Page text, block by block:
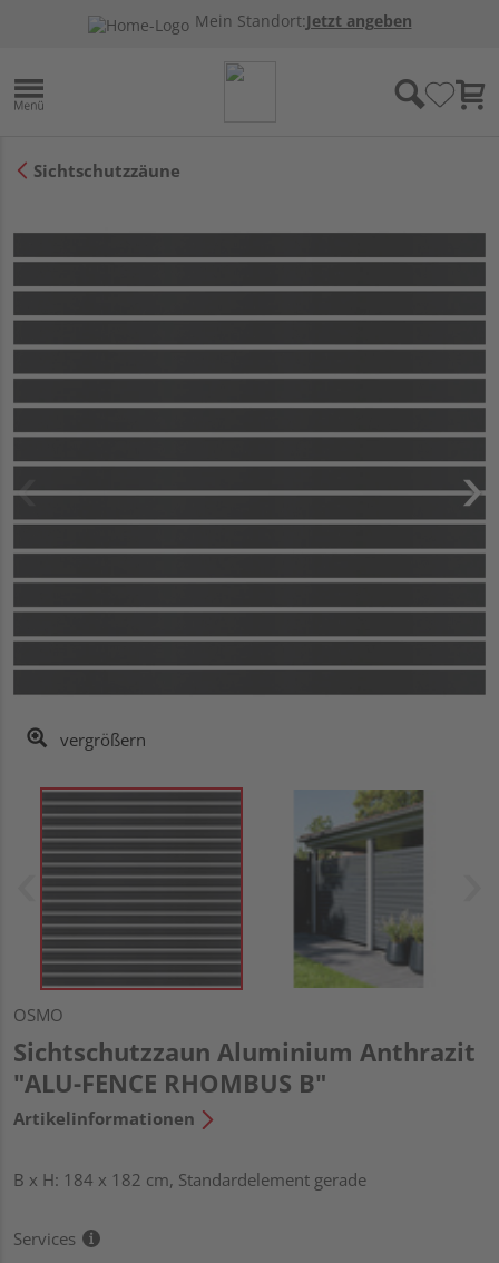
Mein Standort:Jetzt angeben
Sichtschutzzäune
vergrößern
OSMO
Sichtschutzzaun Aluminium Anthrazit
"ALU-FENCE RHOMBUS B"
Artikelinformationen
B x H: 184 x 182 cm, Standardelement gerade
Services